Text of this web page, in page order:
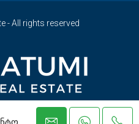
- All rights reserved